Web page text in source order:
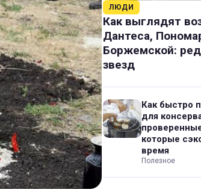
ЛЮДИ
Как выглядят
Дантеса,
Боржемской:
звезд
Как быстро
для
которые
время
Полезное